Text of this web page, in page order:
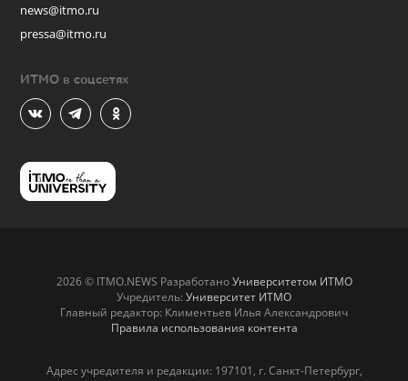
news@itmo.ru
pressa@itmo.ru
ИТМО в соцсетях
2026 © ITMO.NEWS РазработаноУниверситетом ИТМО
Учредитель: Университет ИТМО
Главный редактор: Климентьев Илья Александрович
Правила использования контента
Адрес учредителя и редакции: 197101, г. Санкт-Петербург,